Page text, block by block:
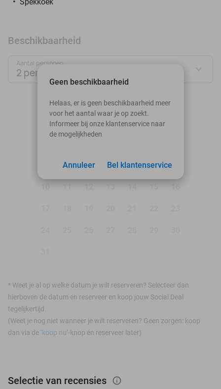
Beschikbaarheid
Aantal personen:
2 personen
augustus 2026
Ma
Di Wo Do Vr
4 5 6 7 8
* Weet je al op welke datum je wilt reserveren? Selecteer dan
hierboven de datum en reserveer en koop jouw Social Deal
tegelijkertijd.
(Weet je nog niet wanneer je wilt reserveren? Geen zorgen: koop
dan via de ‘koop nu’-knop én reserveer later)
Geen beschikbaarheid
Helaas, er is geen beschikbaarheid meer
voor het aantal waar je op zoekt.
Informeer bij onze klantenservice naar
de mogelijkheden
Bel klantenservice
Annuleer
Selectie van recensies info_outlined